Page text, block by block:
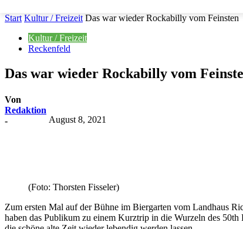
Start Kultur / Freizeit Das war wieder Rockabilly vom Feinsten
Kultur / Freizeit
Reckenfeld
Das war wieder Rockabilly vom
Von
Redaktion
-
August 8, 2021
(Foto: Thorsten Fisseler)
Zum ersten Mal auf der Bühne im Biergarten vom Landhaus
haben das Publikum zu einem Kurztrip in die Wurzeln des